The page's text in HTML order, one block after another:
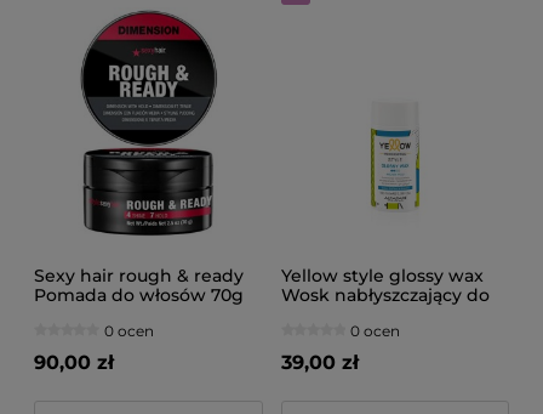
Sexy hair rough & ready
Pomada do włosów 70g
0 ocen
90,00 zł
Yellow style glossy wax
Wosk nabłyszczający do
0 ocen
39,00 zł